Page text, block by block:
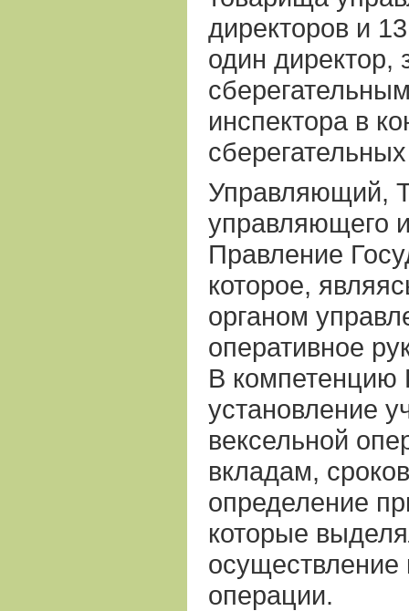
директоров и
один директор,
инспектора в
Управляющий,
управляющего
Правление
которое,
органом
оперативное
В компетенцию
установление
вексельной
вкладам,
определение
которые
осуществление
операции.